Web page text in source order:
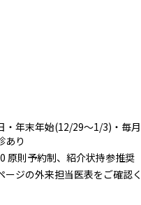
・年末年始(12/29〜1/3)・毎
あり
原則予約制、紹介状持参推奨
ジの外来担当医表をご確認く